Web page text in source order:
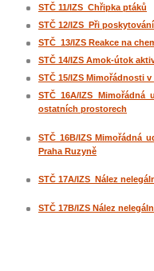
STČ 11/IZS Chřipka ptáků
STČ 12/IZS Při
STČ 13/IZS Reakce na
STČ 14/IZS Amok-útok
STČ 15/IZS Mimořádnosti
STČ 16A/IZS
ostatních prostorech
STČ 16B/IZS Mimořádná
Praha Ruzyně
STČ 17A/IZS Nález
STČ 17B/IZS Nález